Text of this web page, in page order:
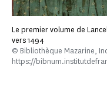
Le premier volume de
vers 1494
© Bibliothèque Mazarine,
https://